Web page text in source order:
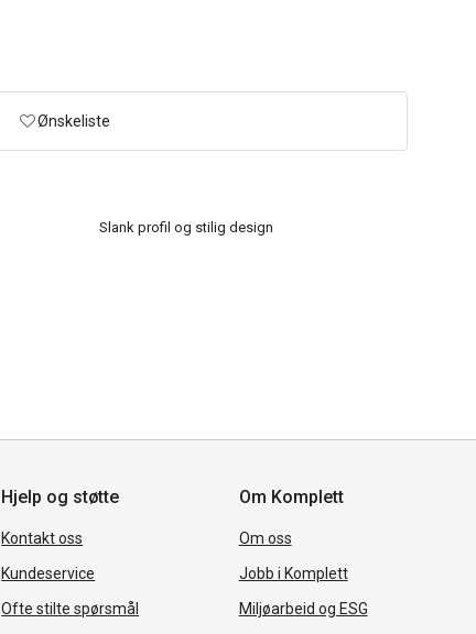
Slank profil og stilig design
Ønskeliste
Hjelp og støtte
Kontakt oss
Kundeservice
Ofte stilte spørsmål
Om Komplett
Om oss
Jobb i Komplett
Miljøarbeid og ESG